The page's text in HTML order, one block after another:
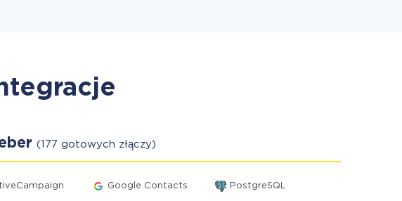
(177 gotowych złączy)
Google Contacts PostgreSQL